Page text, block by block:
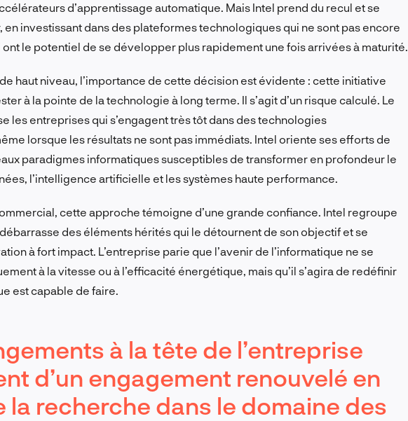
d’apprentissage automatique. Mais Intel prend du recul et se
en investissant dans des plateformes technologiques qui ne sont pas encore
ont le potentiel de se développer plus rapidement une fois arrivées à maturité.
haut niveau, l’importance de cette décision est évidente : cette initiative
à la pointe de la technologie à long terme. Il s’agit d’un risque calculé. Le
les entreprises qui s’engagent très tôt dans des technologies
lorsque les résultats ne sont pas immédiats. Intel oriente ses efforts de
paradigmes informatiques susceptibles de transformer en profondeur le
l’intelligence artificielle et les systèmes haute performance.
cette approche témoigne d’une grande confiance. Intel regroupe
des éléments hérités qui le détournent de son objectif et se
à fort impact. L’entreprise parie que l’avenir de l’informatique ne se
à la vitesse ou à l’efficacité énergétique, mais qu’il s’agira de redéfinir
est capable de faire.
à la tête de l’entreprise
d’un engagement renouvelé en
la recherche dans le domaine des